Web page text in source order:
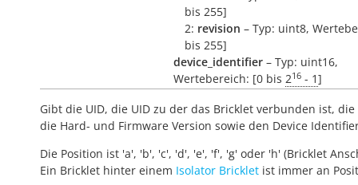
bis 255]
2: revision – Typ: uint8,
bis 255]
device_identifier – Typ: uint16,
Wertebereich: [0 bis 216 - 1]
Gibt die UID, die UID zu der das Bricklet verbunden ist, die
die Hard- und Firmware Version sowie den Device
Die Position ist 'a', 'b', 'c', 'd', 'e', 'f', 'g' oder 'h' (Bricklet
Ein Bricklet hinter einem Isolator Bricklet ist immer an